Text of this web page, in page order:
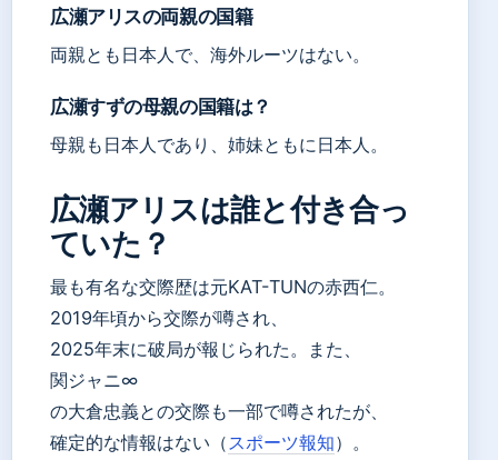
広瀬アリスの両親の国籍
両親とも日本人で、海外ルーツはない。
広瀬すずの母親の国籍は？
母親も日本人であり、姉妹ともに日本人。
広瀬アリスは誰と付き合っ
ていた？
最も有名な交際歴は元KAT-TUNの赤西仁。
2019年頃から交際が噂され、
2025年末に破局が報じられた。また、
関ジャニ∞
の大倉忠義との交際も一部で噂されたが、
確定的な情報はない（ スポーツ報知）。